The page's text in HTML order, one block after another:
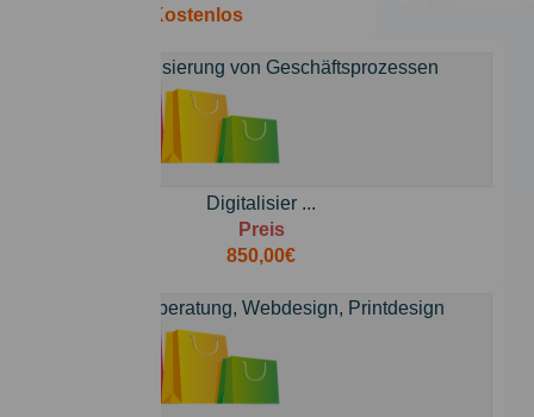
Kostenlos
Digitalisier ...
Preis
850,00€